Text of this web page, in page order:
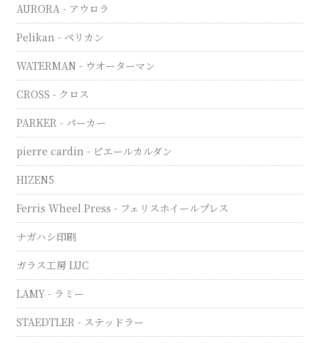
AURORA - アウロラ
Pelikan - ペリカン
WATERMAN - ウオーターマン
CROSS - クロス
PARKER - パーカー
pierre cardin - ピエールカルダン
HIZEN5
Ferris Wheel Press - フェリスホイールプレス
ナガハシ印刷
ガラス工房 LUC
LAMY - ラミー
STAEDTLER - ステッドラー